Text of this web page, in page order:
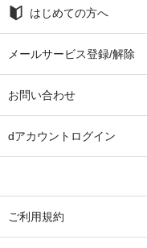
はじめての方へ
メールサービス登録/解除
お問い合わせ
dアカウントログイン
ご利用規約